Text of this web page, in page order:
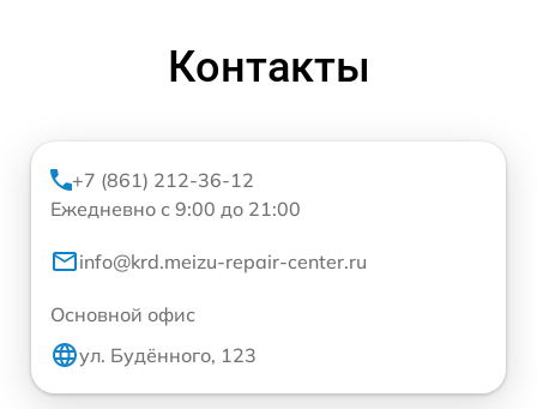
Контакты
+7 (861) 212-36-12
Ежедневно с 9:00 до 21:00
info@krd.meizu-repair-center.ru
Основной офис
ул. Будённого, 123